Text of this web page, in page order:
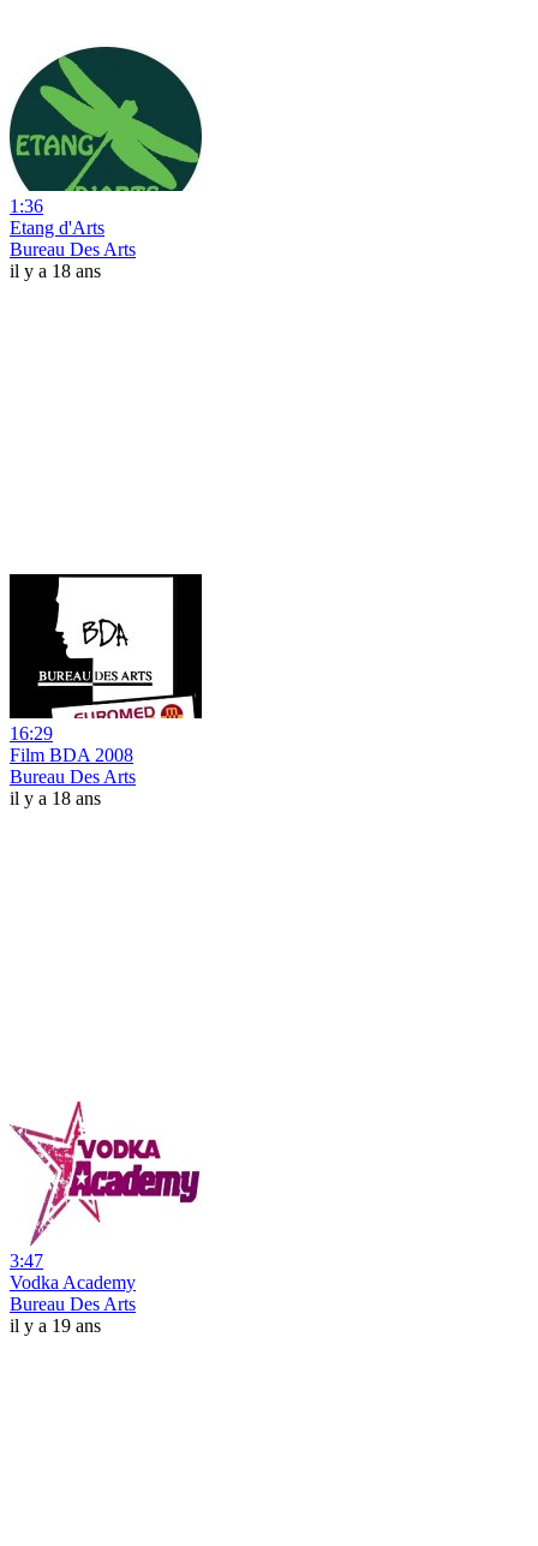
1:36
Etang d'Arts
Bureau Des Arts
il y a 18 ans
16:29
Film BDA 2008
Bureau Des Arts
il y a 18 ans
3:47
Vodka Academy
Bureau Des Arts
il y a 19 ans